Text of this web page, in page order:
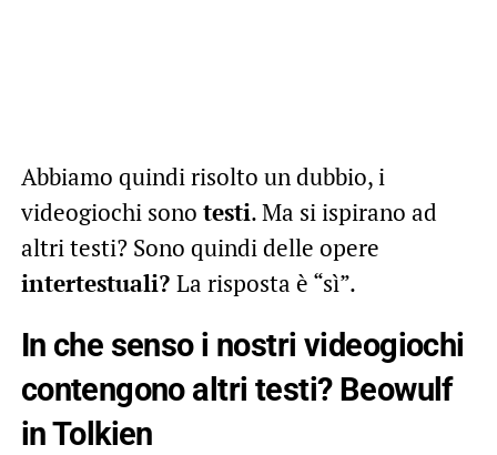
Abbiamo quindi risolto un dubbio, i
videogiochi sono testi. Ma si ispirano ad
altri testi? Sono quindi delle opere
intertestuali? La risposta è “sì”.
In che senso i nostri videogiochi
contengono altri testi? Beowulf
in Tolkien